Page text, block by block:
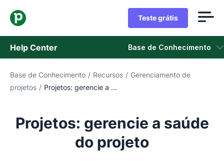
Teste grátis
Help Center Base de Conhecimento
Base de Conhecimento
Fale com o Suporte
Base de Conhecimento / Recursos / Gerenciamento de
projetos / Projetos: gerencie a ...
Projetos: gerencie a saúde
do projeto